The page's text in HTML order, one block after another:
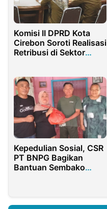
Komisi II DPRD Kota
Cirebon Soroti Realisasi
Retribusi di Sektor
Kepedulian Sosial, CSR
PT BNPG Bagikan
Bantuan Sembako